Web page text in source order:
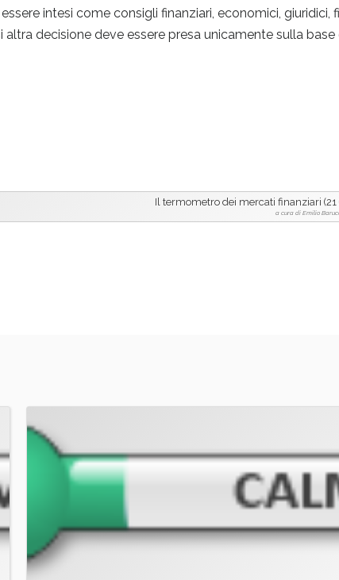
intesi come consigli finanziari, economici, giuridici,
decisione deve essere presa unicamente sulla base
Il termometro dei mercati finanziari (21
a cura di Emilio